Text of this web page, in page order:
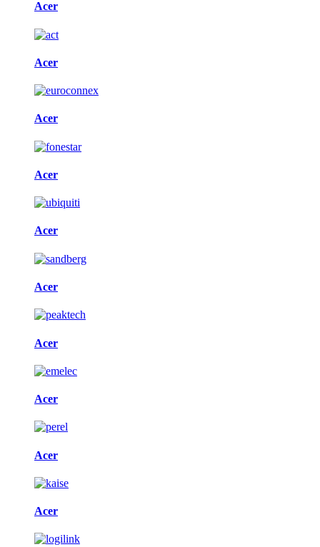
Acer
Acer
Acer
Acer
Acer
Acer
Acer
Acer
Acer
Acer